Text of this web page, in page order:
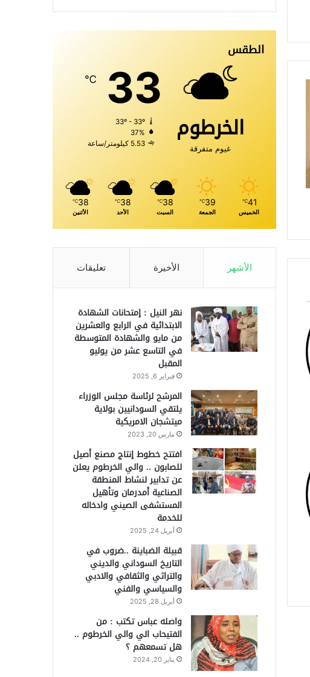
الطقس
الخرطوم
غيوم متفرقة
33
℃
33º - 33º
37%
5.53 كيلومتر/ساعة
41
℃
الخميس
39
℃
الجمعة
38
℃
السبت
38
℃
الأحد
38
℃
الأثنين
الأشهر الأخيرة تعليقات
نهر النيل : إمتحانات الشهادة
الابتدائية في الرابع والعشرين
من مايو والشهادة المتوسطة
في التاسع عشر من يوليو
المقبل
فبراير 6, 2025
المرشح لرئاسة مجلس الوزراء
يلتقي السودانيين بولاية
ميتشجان الامريكية
مارس 20, 2023
افتتح خطوط إنتاج مصنع أصيل
للصابون .. والي الخرطوم يعلن
عن تدابير لنشاط المنطقة
الصناعية أمدرمان وتأهيل
المستشفى الصيني وادخاله
للخدمة
أبريل 24, 2025
قبيلة الضباينة ..ضروب في
التاريخ السوداني والديني
والتراثي والثقافي والادبي
والسياسي والفني
أبريل 28, 2025
واصله عباس تكتب : من
الفتيحاب الي والي الخرطوم ..
هل تسمعهم ؟
يناير 20, 2024